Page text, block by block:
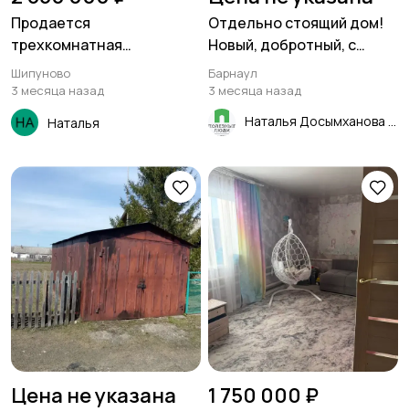
Продается
трехкомнатная
благоустроенная
квартира в
двухквартирном доме
Шипуново
3 месяца назад
Наталья
Отдельно стоящий дом!
Новый, добротный, с
гаражом! В черте города,
рядом со всей
инфраструктурой!
Барнаул
3 месяца назад
Наталья Досымханова
Цена не указана 1 750 000 ₽